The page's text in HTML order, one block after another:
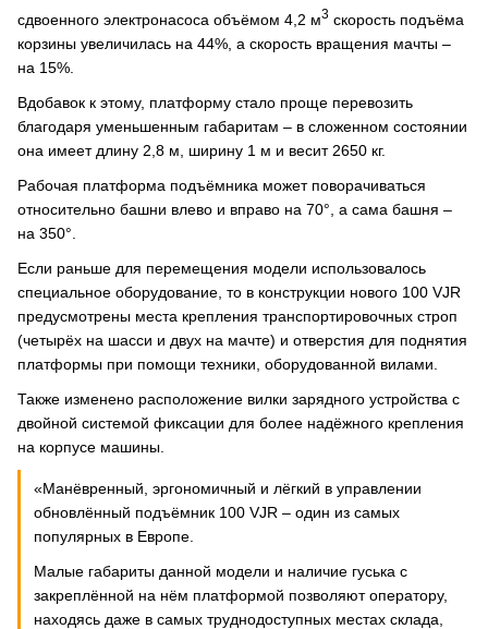
сдвоенного электронасоса объёмом 4,2 м3 скорость подъёма
корзины увеличилась на 44%, а скорость вращения мачты –
на 15%.
Вдобавок к этому, платформу стало проще перевозить
благодаря уменьшенным габаритам – в сложенном состоянии
она имеет длину 2,8 м, ширину 1 м и весит 2650 кг.
Рабочая платформа подъёмника может поворачиваться
относительно башни влево и вправо на 70°, а сама башня –
на 350°.
Если раньше для перемещения модели использовалось
специальное оборудование, то в конструкции нового 100 VJR
предусмотрены места крепления транспортировочных строп
(четырёх на шасси и двух на мачте) и отверстия для поднятия
платформы при помощи техники, оборудованной вилами.
Также изменено расположение вилки зарядного устройства с
двойной системой фиксации для более надёжного крепления
на корпусе машины.
«Манёвренный, эргономичный и лёгкий в управлении
обновлённый подъёмник 100 VJR – один из самых
популярных в Европе.
Малые габариты данной модели и наличие гуська с
закреплённой на нём платформой позволяют оператору,
находясь даже в самых труднодоступных местах склада,